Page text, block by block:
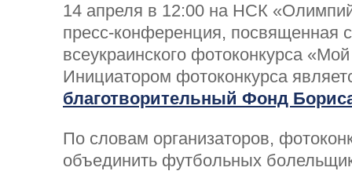
14 апреля в 12:00 на НСК
пресс-конференция, посвященная
всеукраинского фотоконкурса
Инициатором фотоконкурса
благотворительный Фонд
По словам организаторов,
объединить футбольных